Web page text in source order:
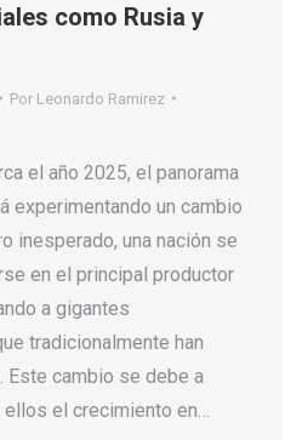
como Rusia y
Por Leonardo Ramirez
el año 2025, el panorama
experimentando un cambio
inesperado, una nación se
en el principal productor
a gigantes
tradicionalmente han
Este cambio se debe a
el crecimiento en…